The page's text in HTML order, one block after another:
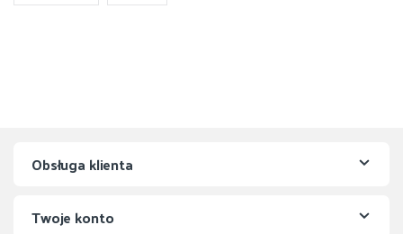
Obsługa klienta
Twoje konto